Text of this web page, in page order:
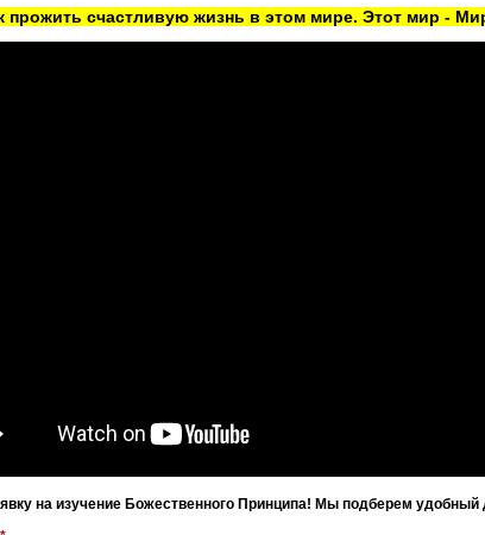
прожить счастливую жизнь в этом мире. Этот мир -
на изучение Божественного Принципа! Мы подберем удобный